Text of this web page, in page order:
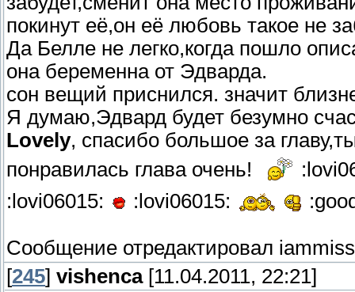
покинут её,он её любовь такое не
Да Белле не легко,когда пошло
она беременна от Эдварда.
сон вещий приснился. значит
Я думаю,Эдвард будет безумно
Lovely, спасибо большое за
понравилась глава очень!
:lovi06015:
:lovi06015:
Сообщение отредактировал
[245] vishenca[11.04.2011, 22:21]